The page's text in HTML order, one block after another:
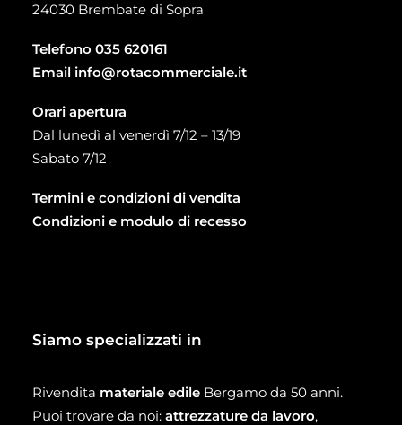
24030 Brembate di Sopra
Telefono 035 620161
Email info@rotacommerciale.it
Orari apertura
Dal lunedì al venerdì 7/12 – 13/19
Sabato 7/12
Termini e condizioni di vendita
Condizioni e modulo di recesso
Siamo specializzati in
Rivendita materiale edile Bergamo da 50 anni.
Puoi trovare da noi: attrezzature da lavoro,